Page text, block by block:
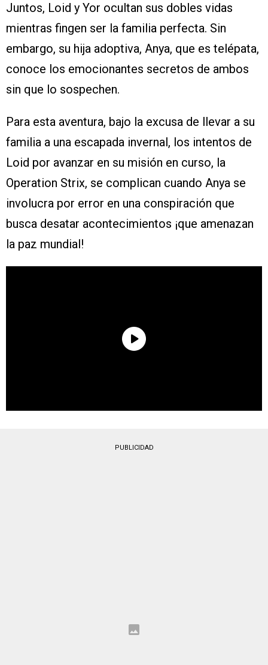
Juntos, Loid y Yor ocultan sus dobles vidas
mientras fingen ser la familia perfecta. Sin
embargo, su hija adoptiva, Anya, que es telépata,
conoce los emocionantes secretos de ambos
sin que lo sospechen.
Para esta aventura, bajo la excusa de llevar a su
familia a una escapada invernal, los intentos de
Loid por avanzar en su misión en curso, la
Operation Strix, se complican cuando Anya se
involucra por error en una conspiración que
busca desatar acontecimientos ¡que amenazan
la paz mundial!
PUBLICIDAD